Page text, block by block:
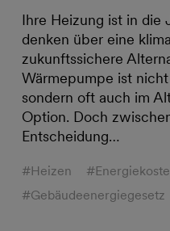
Ihre Heizung ist in die
denken über eine
zukunftssichere
Wärmepumpe ist
sondern oft auch im
Option. Doch
Entscheidung…
#Heizen
#Gebäudeenergiegesetz